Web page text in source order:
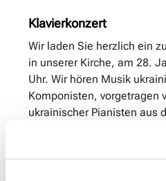
Klavierkonzert
Wir laden Sie herzlich ein
in unserer Kirche, am 28.
Uhr. Wir hören Musik
Komponisten, vorgetragen
ukrainischer Pianisten aus
Nataliia Abdulina und
uns mit ihrem Klavierspiel
Open Monumentendag